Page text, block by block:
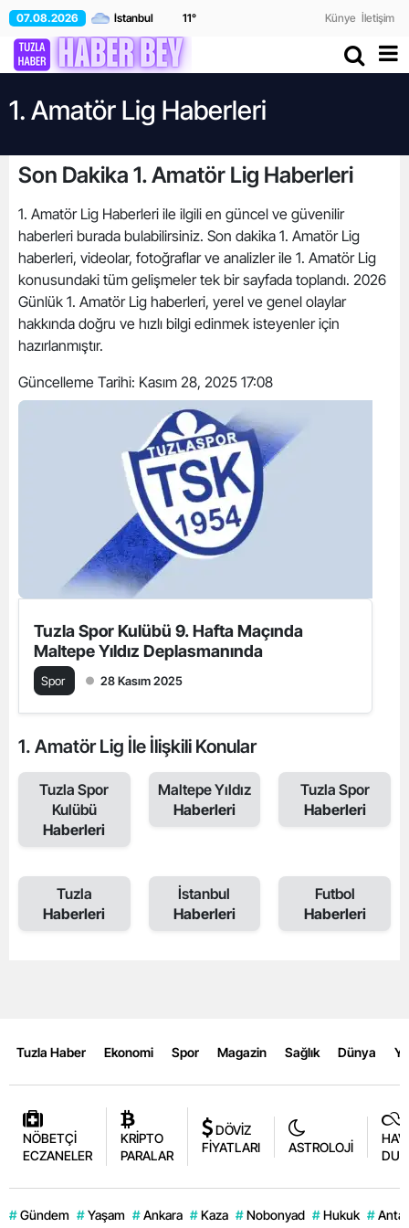
07.08.2026 11° Künye İletişim
1. Amatör Lig Haberleri
Son Dakika 1. Amatör Lig Haberleri
1. Amatör Lig Haberleri ile ilgili en güncel ve güvenilir
haberleri burada bulabilirsiniz. Son dakika 1. Amatör Lig
haberleri, videolar, fotoğraflar ve analizler ile 1. Amatör Lig
konusundaki tüm gelişmeler tek bir sayfada toplandı. 2026
Günlük 1. Amatör Lig haberleri, yerel ve genel olaylar
hakkında doğru ve hızlı bilgi edinmek isteyenler için
hazırlanmıştır.
Güncelleme Tarihi: Kasım 28, 2025 17:08
Tuzla Spor Kulübü 9. Hafta Maçında
Maltepe Yıldız Deplasmanında
Spor 28 Kasım 2025
1. Amatör Lig İle İlişkili Konular
Tuzla Spor
Kulübü
Haberleri
Maltepe Yıldız
Haberleri
Tuzla Spor
Haberleri
Tuzla
Haberleri
İstanbul
Haberleri
Futbol
Haberleri
Tuzla Haber Ekonomi Spor Magazin Sağlık Dünya
NÖBETÇİ
ECZANELER
KRİPTO
PARALAR
DÖVİZ
FİYATLARI
ASTROLOJİ
# Gündem # Yaşam # Ankara # Kaza # Nobonyad # Hukuk #